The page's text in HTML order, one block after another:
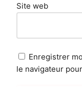
Site web
Enregistrer
le navigateur